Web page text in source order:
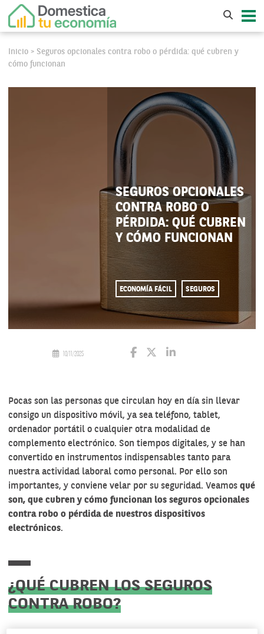
Inicio > Seguros opcionales contra robo o pérdida: qué cubren y
cómo funcionan
SEGUROS OPCIONALES
CONTRA ROBO O
PÉRDIDA: QUÉ CUBREN
Y CÓMO FUNCIONAN
ECONOMÍA FÁCIL SEGUROS
10/11/2025
Pocas son las personas que circulan hoy en día sin llevar
consigo un dispositivo móvil, ya sea teléfono, tablet,
ordenador portátil o cualquier otra modalidad de
complemento electrónico. Son tiempos digitales, y se han
convertido en instrumentos indispensables tanto para
nuestra actividad laboral como personal. Por ello son
importantes, y conviene velar por su seguridad. Veamos qué
son, que cubren y cómo funcionan los seguros opcionales
contra robo o pérdida de nuestros dispositivos
electrónicos.
¿QUÉ CUBREN LOS SEGUROS
CONTRA ROBO?